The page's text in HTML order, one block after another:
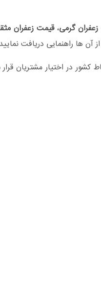
گرمی،قیمت زعفران
آن ها راهنمایی دریافت
در اختیار مشتریان